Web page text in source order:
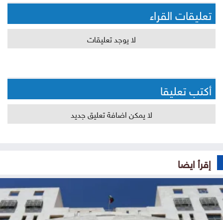
تعليقات القراء
لا يوجد تعليقات
أكتب تعليقا
لا يمكن اضافة تعليق جديد
إقرأ ايضا